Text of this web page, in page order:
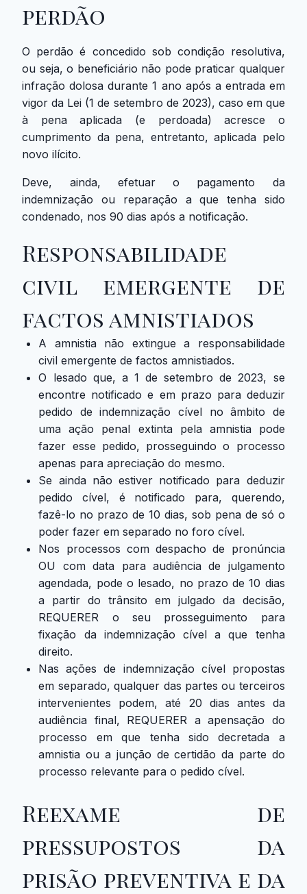
perdão
O perdão é concedido sob condição resolutiva,
ou seja, o beneficiário não pode praticar qualquer
infração dolosa durante 1 ano após a entrada em
vigor da Lei (1 de setembro de 2023), caso em que
à pena aplicada (e perdoada) acresce o
cumprimento da pena, entretanto, aplicada pelo
novo ilícito.
Deve, ainda, efetuar o pagamento da
indemnização ou reparação a que tenha sido
condenado, nos 90 dias após a notificação.
Responsabilidade
civil emergente de
factos amnistiados
A amnistia não extingue a responsabilidade
civil emergente de factos amnistiados.
O lesado que, a 1 de setembro de 2023, se
encontre notificado e em prazo para deduzir
pedido de indemnização cível no âmbito de
uma ação penal extinta pela amnistia pode
fazer esse pedido, prosseguindo o processo
apenas para apreciação do mesmo.
Se ainda não estiver notificado para deduzir
pedido cível, é notificado para, querendo,
fazê-lo no prazo de 10 dias, sob pena de só o
poder fazer em separado no foro cível.
Nos processos com despacho de pronúncia
OU com data para audiência de julgamento
agendada, pode o lesado, no prazo de 10 dias
a partirdo trânsito em julgado da decisão,
REQUERER o seu prosseguimento para
fixação da indemnização cível a que tenha
direito.
Nas ações de indemnização cível propostas
em separado, qualquer das partes ou terceiros
intervenientes podem, até 20 dias antes da
audiência final, REQUERER a apensação do
processo em que tenha sido decretada a
amnistia ou a junção de certidão da parte do
processo relevante para o pedido cível.
Reexame de
pressupostos da
prisão preventiva e da